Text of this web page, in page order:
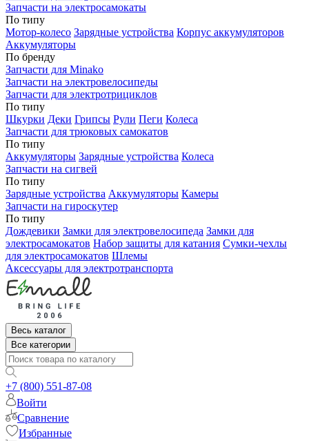
Запчасти на электросамокаты
По типу
Мотор-колесо Зарядные устройства Корпус аккумуляторов
Аккумуляторы
По бренду
Запчасти для Minako
Запчасти на электровелосипеды
Запчасти для электротрициклов
По типу
Шкурки Деки Грипсы Рули Пеги Колеса
Запчасти для трюковых самокатов
По типу
Аккумуляторы Зарядные устройства Колеса
Запчасти на сигвей
По типу
Зарядные устройства Аккумуляторы Камеры
Запчасти на гироскутер
По типу
Дождевики Замки для электровелосипеда Замки для
электросамокатов Набор защиты для катания Сумки-чехлы
для электросамокатов Шлемы
Аксессуары для электротранспорта
Весь каталог
Все категории
+7 (800) 551-87-08
Войти
Сравнение
Избранные